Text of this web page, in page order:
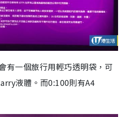
有一個旅行用輕巧透明袋，可
液體。而0:100則有A4